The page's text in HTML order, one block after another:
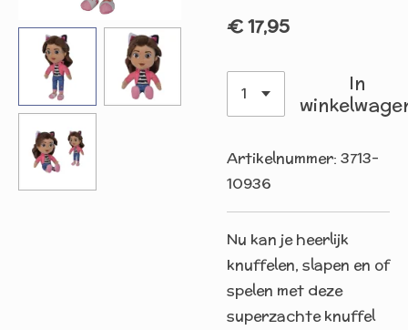
€ 17,95
In
Artikelnummer: 3713-
10936
Nu kan je heerlijk
knuffelen, slapen en of
spelen met deze
superzachte knuffel